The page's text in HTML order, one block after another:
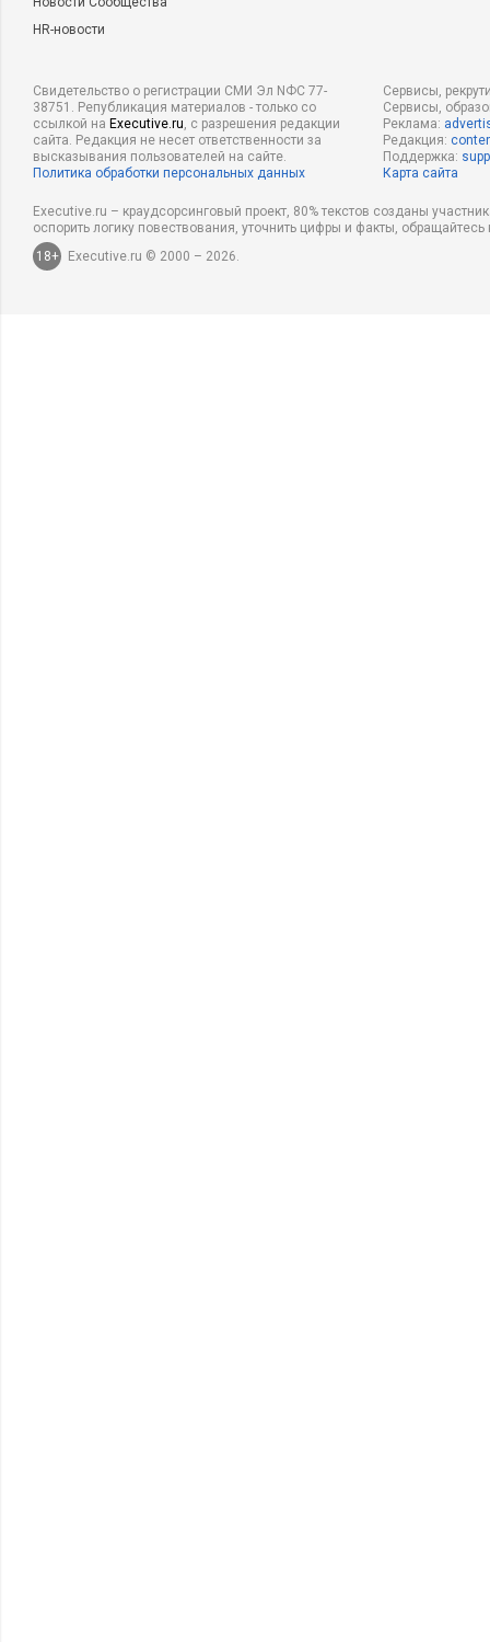
3.Стали бы вы вести все бизнес-процессы самостоятельно
на аутсорсинг?
Ответы присылайте на
до 22
«Гудман».
Результаты конкурса опубликованы
HR-новости
Свидетельство о регистрации СМИ Эл NФС 77-
38751. Републикация материалов - только со
ссылкой на Executive.ru, с разрешения редакции
сайта. Редакция не несет ответственности за
высказывания пользователей на сайте.
Политика обработки персональных данных
Сервисы,
Сервисы,
Реклама:
Редакция:
Поддержка:
Карта сайта
Executive.ru – краудсорсинговый проект, 80% текстов созданы
оспорить логику повествования, уточнить цифры и факты,
18+
Executive.ru © 2000 – 2026.